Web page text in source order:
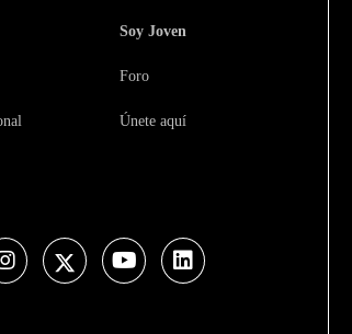
Soy Joven
Foro
Únete aquí
Instagram Twitter Youtube